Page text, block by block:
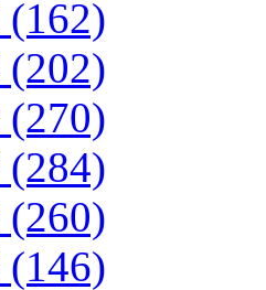
(162)
(202)
(270)
(284)
(260)
(146)